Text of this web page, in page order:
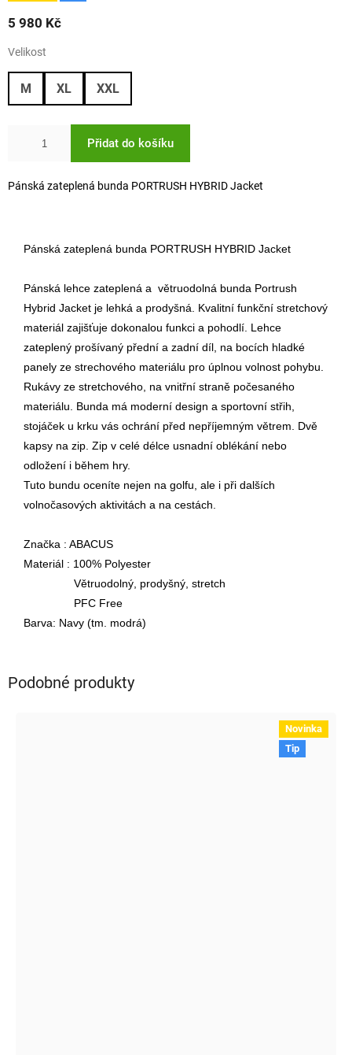
5 980 Kč
Velikost
M XL XXL
Přidat do košíku
Pánská zateplená bunda PORTRUSH HYBRID Jacket
Pánská zateplená bunda PORTRUSH HYBRID Jacket
Pánská lehce zateplená a větruodolná bunda Portrush
Hybrid Jacket je lehká a prodyšná. Kvalitní funkční stretchový
materiál zajišťuje dokonalou funkci a pohodlí. Lehce
zateplený prošívaný přední a zadní díl, na bocích hladké
panely ze strechového materiálu pro úplnou volnost pohybu.
Rukávy ze stretchového, na vnitřní straně počesaného
materiálu. Bunda má moderní design a sportovní střih,
stojáček u krku vás ochrání před nepříjemným větrem. Dvě
kapsy na zip. Zip v celé délce usnadní oblékání nebo
odložení i během hry.
Tuto bundu oceníte nejen na golfu, ale i při dalších
volnočasových aktivitách a na cestách.
Značka : ABACUS
Materiál : 100% Polyester
Větruodolný, prodyšný, stretch
PFC Free
Barva: Navy (tm. modrá)
Podobné produkty
Novinka
Tip